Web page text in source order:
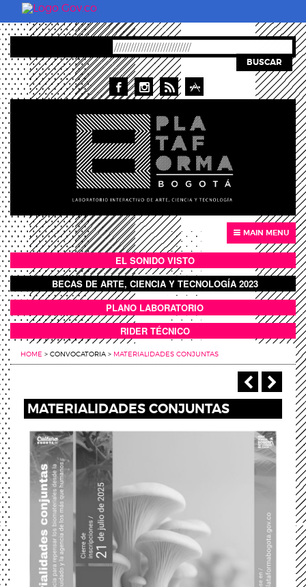
Pasar al contenido principal
BUSCAR
MAIN MENU
BOTÓN SONIDO VISTO
EL SONIDO VISTO
BOTON DOMO LLENO
BECAS DE ARTE, CIENCIA Y TECNOLOGÍA 2023
ANEXOS
PLANO LABORATORIO
RIDER TÉCNICO
HOME > CONVOCATORIA > MATERIALIDADES CONJUNTAS
‹
MATERIALIDADES CONJUNTAS